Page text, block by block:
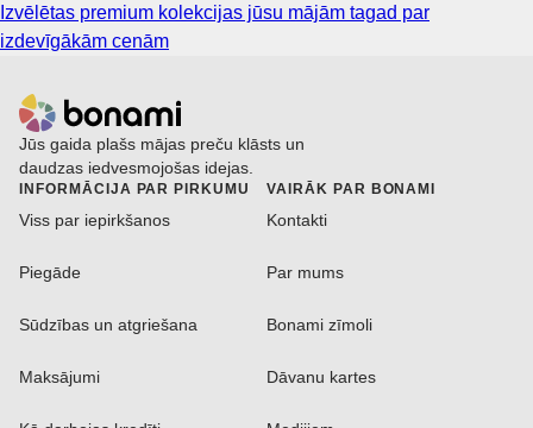
Izvēlētas premium kolekcijas jūsu mājām tagad par
izdevīgākām cenām
Jūs gaida plašs mājas preču klāsts un
daudzas iedvesmojošas idejas.
INFORMĀCIJA PAR PIRKUMU
Viss par iepirkšanos
Piegāde
Sūdzības un atgriešana
Maksājumi
VAIRĀK PAR BONAMI
Kontakti
Par mums
Bonami zīmoli
Dāvanu kartes